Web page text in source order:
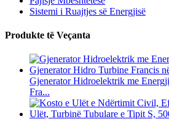
Sistemi i Ruajtjes së Energjisë
Produkte të Veçanta
Gjenerator Hidroelektrik me
Fra...